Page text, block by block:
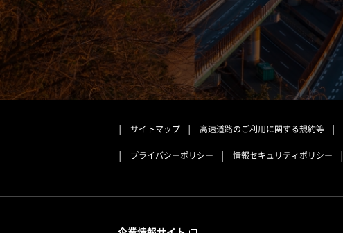
サイトマップ 高速道路のご利用に関する規約等
プライバシーポリシー 情報セキュリティポリシー